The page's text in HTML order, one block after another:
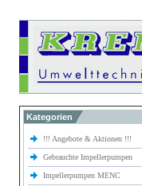
Kategorien
!!! Angebote & Aktionen !!!
Gebrauchte Impellerpumpen
Impellerpumpen MENC